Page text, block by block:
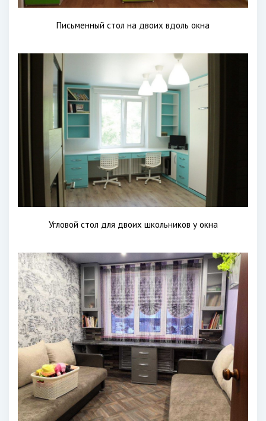
Письменный стол на двоих вдоль окна
Угловой стол для двоих школьников у окна